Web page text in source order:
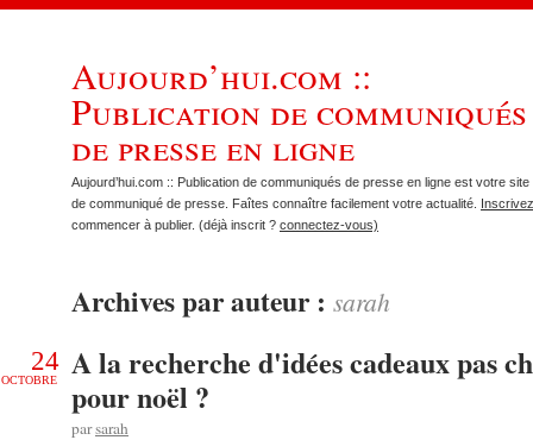
Aujourd’hui.com ::
Publication de communiqués
de presse en ligne
Aujourd’hui.com :: Publication de communiqués de presse en ligne est votre site
de communiqué de presse. Faîtes connaître facilement votre actualité.
commencer à publier. (déjà inscrit ? connectez-vous)
Archives par auteur : sarah
24
OCTOBRE
A la recherche d'idées cadeaux pas
pour noël ?
parsarah